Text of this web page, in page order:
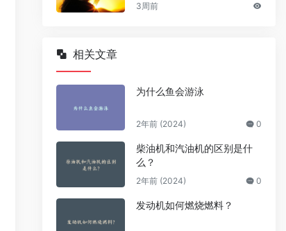
3周前
相关文章
为什么鱼会游泳
2年前 (2024) 0
柴油机和汽油机的区别是什
么？
2年前 (2024) 0
发动机如何燃烧燃料？